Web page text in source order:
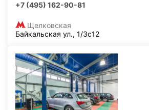
+7 (495) 162-90-81
Щелковская
Байкальская ул., 1/3с12